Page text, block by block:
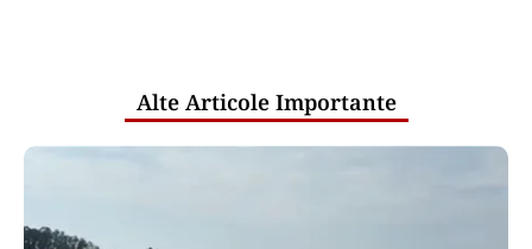
Alte Articole Importante